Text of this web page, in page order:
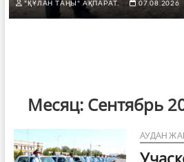
"ҚҰЛАН ТАҢЫ" АҚПАРАТ. 07.08.2026
Месяц: Сентябрь
АУДАН